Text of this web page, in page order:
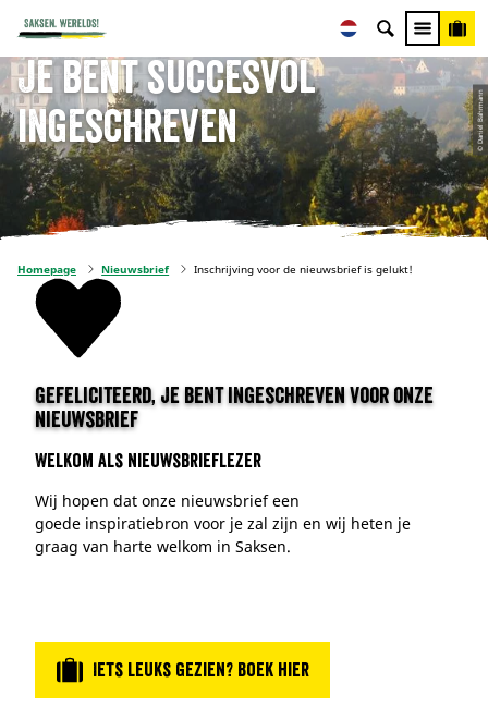
© Daniel Bahrmann
Je bent succesvol
ingeschreven
Homepage Nieuwsbrief Inschrijving voor de nieuwsbrief is gelukt!
Gefeliciteerd, je bent ingeschreven voor onze
nieuwsbrief
Welkom als nieuwsbrieflezer
Wij hopen dat onze nieuwsbrief een
goede inspiratiebron voor je zal zijn en wij heten je
graag van harte welkom in Saksen.
Iets leuks gezien? Boek hier